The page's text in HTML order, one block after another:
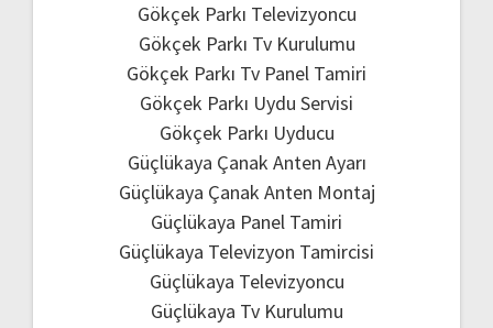
Gökçek Parkı Televizyoncu
Gökçek Parkı Tv Kurulumu
Gökçek Parkı Tv Panel Tamiri
Gökçek Parkı Uydu Servisi
Gökçek Parkı Uyducu
Güçlükaya Çanak Anten Ayarı
Güçlükaya Çanak Anten Montaj
Güçlükaya Panel Tamiri
Güçlükaya Televizyon Tamircisi
Güçlükaya Televizyoncu
Güçlükaya Tv Kurulumu